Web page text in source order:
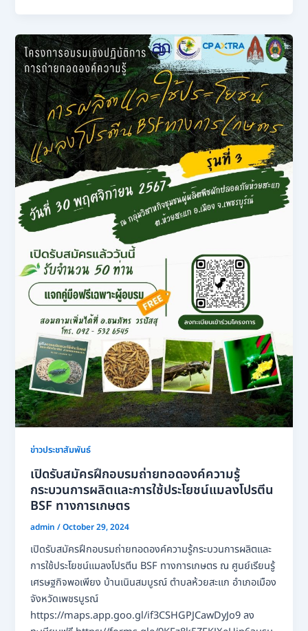
ข่าวประชาสัมพันธ์
เปิดรับสมัครฝึกอบรมถ่ายทอดองค์ความรู้
กระบวนการผลิตและการใช้ประโยชน์แมลงโปรตีน
BSF ทางการเกษตร
admin/October 29, 2024
เปิดรับสมัครฝึกอบรมถ่ายทอดองค์ความรู้กระบวนการผลิตและ
การใช้ประโยชน์แมลงโปรตีน BSF ทางการเกษตร ณ ศูนย์เรียนรู้
เศรษฐกิจพอเพียง บ้านเนินสมบูรณ์ ตำบลห้วยสะแก อำเภอเมือง
จังหวัดเพชรบูรณ์
https://maps.app.goo.gl/if3CSHGPJCawDyJo9 ลง